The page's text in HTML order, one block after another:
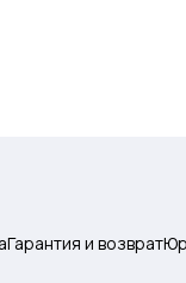
Гарантия и возврат